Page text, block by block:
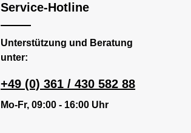
Service-Hotline
Unterstützung und Beratung
unter:
+49 (0) 361 / 430 582 88
Mo-Fr, 09:00 - 16:00 Uhr